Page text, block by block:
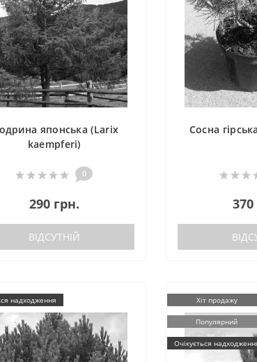
японська (Larix
kaempferi)
0
290 грн.
ВІДСУТНІЙ
Сосна
надходження Хіт продажу
Популярний
Очікується